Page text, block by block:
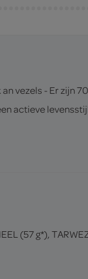
vezels - Er zijn
actieve
(57 g*),